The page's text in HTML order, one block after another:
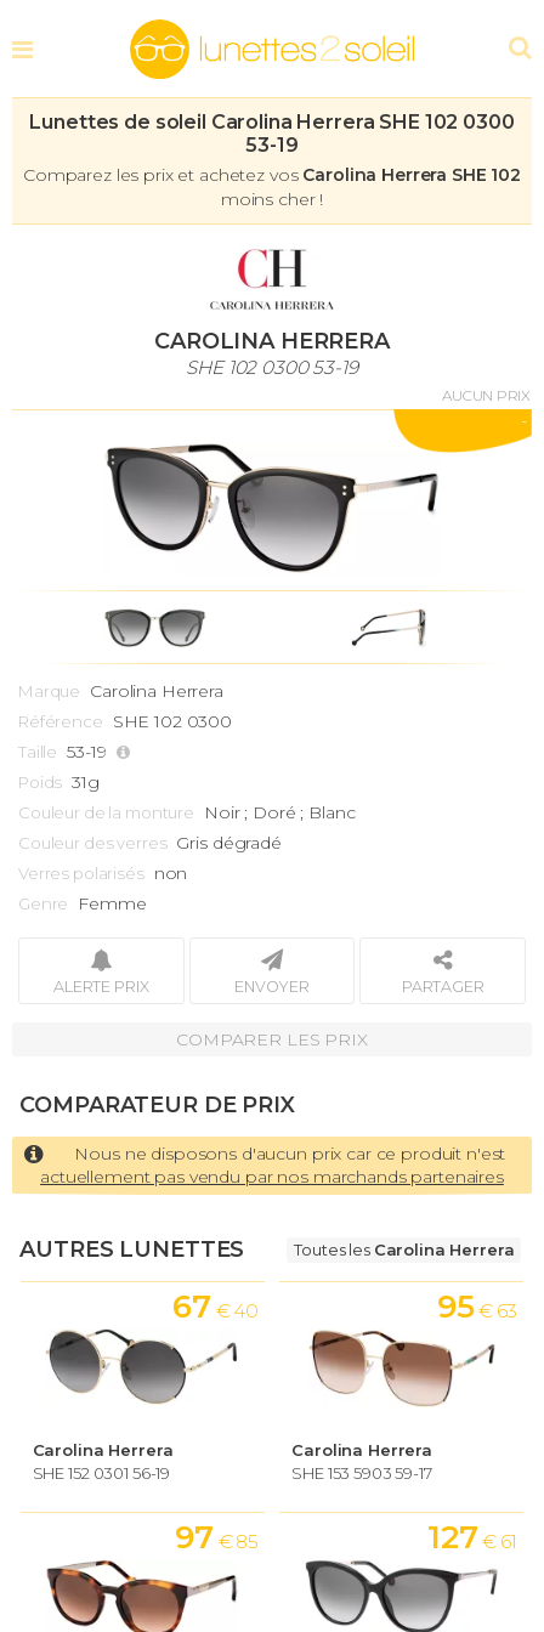
Lunettes de soleil Carolina Herrera SHE 102 0300
53-19
Comparez les prix et achetez vos Carolina Herrera SHE 102
moins cher !
CAROLINA HERRERA
SHE 102 0300 53-19
AUCUN PRIX
-
Marque Carolina Herrera
Référence SHE 102 0300
Taille 53-19
Poids 31g
Couleur de la monture Noir ; Doré ; Blanc
Couleur des verres Gris dégradé
Verres polarisés non
Genre Femme
ALERTE PRIX ENVOYER PARTAGER
COMPARER LES PRIX
COMPARATEUR DE PRIX
Nous ne disposons d'aucun prix car ce produit n'est
actuellement pas vendu par nos marchands partenaires
AUTRES LUNETTES Toutes les Carolina Herrera
Carolina Herrera
SHE 152 0301 56-19
67 € 40
Carolina Herrera
SHE 153 5903 59-17
95 € 63
97 € 85 127 € 61